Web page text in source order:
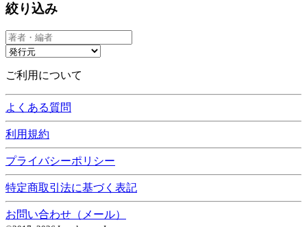
絞り込み
ご利用について
よくある質問
利用規約
プライバシーポリシー
特定商取引法に基づく表記
お問い合わせ（メール）